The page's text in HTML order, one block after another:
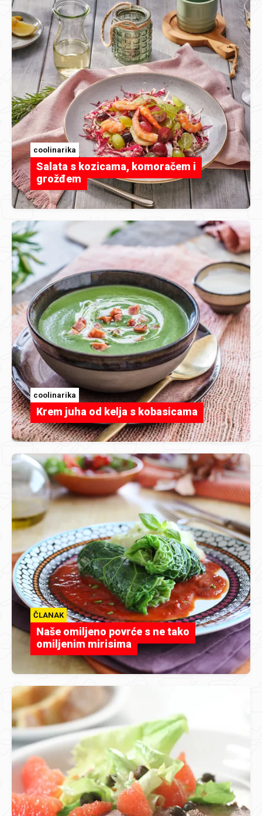
coolinarika
Salata s kozicama, komoračem i
grožđem
coolinarika
Krem juha od kelja s kobasicama
ČLANAK
Naše omiljeno povrće s ne tako
omiljenim mirisima